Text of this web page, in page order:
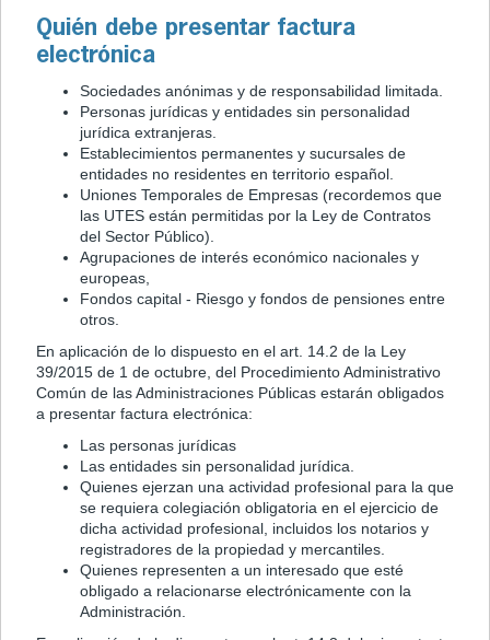
Quién debe presentar factura
electrónica
Sociedades anónimas y de responsabilidad limitada.
Personas jurídicas y entidades sin personalidad
jurídica extranjeras.
Establecimientos permanentes y sucursales de
entidades no residentes en territorio español.
Uniones Temporales de Empresas (recordemos que
las UTES están permitidas por la Ley de Contratos
del Sector Público).
Agrupaciones de interés económico nacionales y
europeas,
Fondos capital - Riesgo y fondos de pensiones entre
otros.
En aplicación de lo dispuesto en el art. 14.2 de la Ley
39/2015 de 1 de octubre, del Procedimiento Administrativo
Común de las Administraciones Públicas estarán obligados
a presentar factura electrónica:
Las personas jurídicas
Las entidades sin personalidad jurídica.
Quienes ejerzan una actividad profesional para la que
se requiera colegiación obligatoria en el ejercicio de
dicha actividad profesional, incluidos los notarios y
registradores de la propiedad y mercantiles.
Quienes representen a un interesado que esté
obligado a relacionarse electrónicamente con la
Administración.